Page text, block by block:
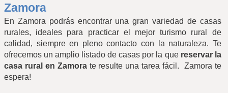
Zamora
En Zamora podrás encontrar una gran variedad de casas
rurales, ideales para practicar el mejor turismo rural de
calidad, siempre en pleno contacto con la naturaleza. Te
ofrecemos un amplio listado de casas por la que reservar la
casa rural en Zamora te resulte una tarea fácil.  Zamora te
espera!